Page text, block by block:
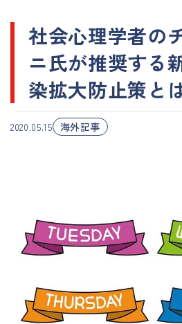
社会心理学者の
ニ氏が推奨する
染拡大防止策と
2020.05.15 海外記事